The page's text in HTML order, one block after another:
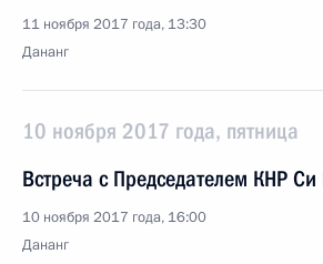
11 ноября 2017 года, 13:30
Дананг
10 ноября 2017 года, пятница
Встреча с Председателем КНР
10 ноября 2017 года, 16:00
Дананг